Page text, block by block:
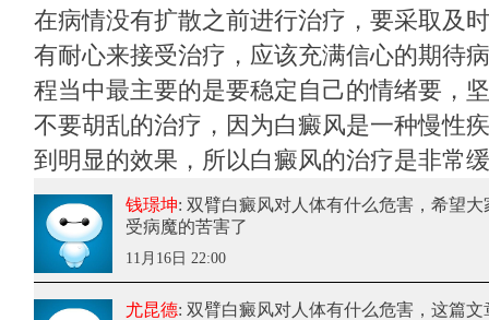
在病情没有扩散之前进行治疗，要采取及
有耐心来接受治疗，应该充满信心的期待
程当中最主要的是要稳定自己的情绪要，
不要胡乱的治疗，因为白癜风是一种慢性
到明显的效果，所以白癜风的治疗是非常
钱璟坤: 双臂白癜风对人体有什么危害，希望大
受病魔的苦害了
11月16日 22:00
尤昆德: 双臂白癜风对人体有什么危害，这篇文